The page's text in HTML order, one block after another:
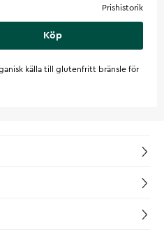
Prishistorik
Köp
källa till glutenfritt bränsle för